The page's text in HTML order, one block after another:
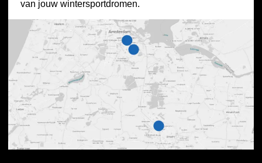
van jouw wintersportdromen.